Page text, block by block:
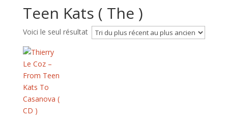
Teen Kats ( The )
Voici le seul résultat